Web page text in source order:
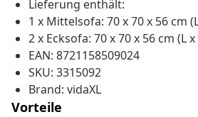
Lieferung enthält:
1 x Mittelsofa: 70 x 70 x 56 cm
2 x Ecksofa: 70 x 70 x 56 cm (L x
EAN: 8721158509024
SKU: 3315092
Brand: vidaXL
Vorteile